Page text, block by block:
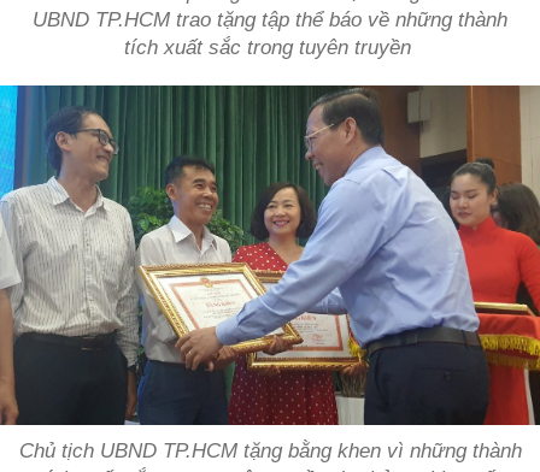
UBND TP.HCM trao tặng tập thể báo về những thành
tích xuất sắc trong tuyên truyền
Chủ tịch UBND TP.HCM tặng bằng khen vì những thành